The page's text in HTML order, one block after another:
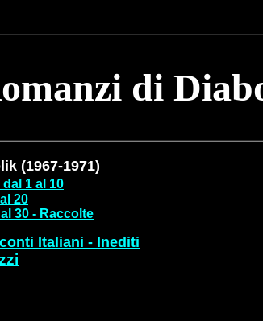
di
(1967-1971)
dal 1 al 10
20
30 - Raccolte
Italiani - Inediti